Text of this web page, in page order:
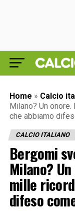
Home » Calcio
Milano? Un
che abbiamo
CALCIO ITALIANO
Bergomi
Milano?
mille
difeso